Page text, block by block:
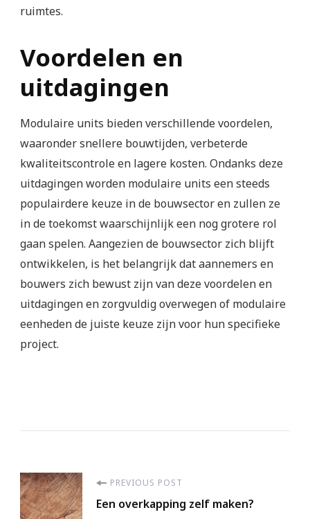
ruimtes.
Voordelen en
uitdagingen
Modulaire units bieden verschillende voordelen,
waaronder snellere bouwtijden, verbeterde
kwaliteitscontrole en lagere kosten. Ondanks deze
uitdagingen worden modulaire units een steeds
populairdere keuze in de bouwsector en zullen ze
in de toekomst waarschijnlijk een nog grotere rol
gaan spelen. Aangezien de bouwsector zich blijft
ontwikkelen, is het belangrijk dat aannemers en
bouwers zich bewust zijn van deze voordelen en
uitdagingen en zorgvuldig overwegen of modulaire
eenheden de juiste keuze zijn voor hun specifieke
project.
Post
PREVIOUS POST
Een overkapping zelf maken?